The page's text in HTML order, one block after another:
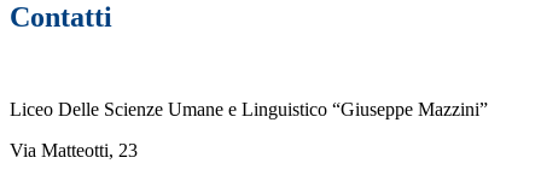
Contatti
Liceo Delle Scienze Umane e Linguistico “Giuseppe Mazzini”
Via Matteotti, 23